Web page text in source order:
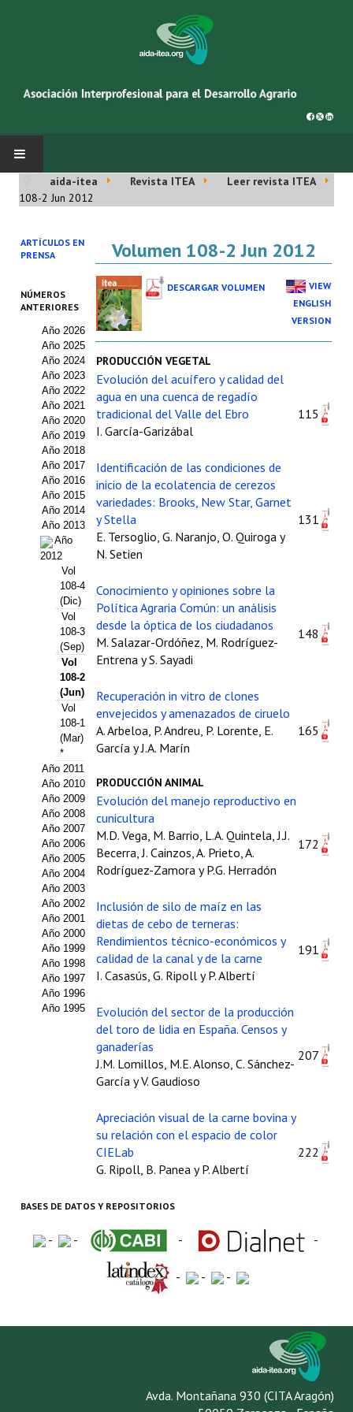
INICIO
Asociación AIDA
Cincuentenario AIDA
Organigrama
Estatutos
Hacerse socio
Noticias
Galería de Fotos
Web AIDA 2.0
REVISTA ITEA
Presentación ITEA
Equipo Editorial
Leer revista ITEA
Directrices para autores/as
Políticas Editoriales
Propuesta Volumen Especial
Sello Calidad FECYT
Premio Prensa Agraria
Buscador de Artículos
JORNADAS AIDA
Presentación Jornadas
Comunicaciones
Jornadas PAM 2026
Premio Jóvenes Investigadores
Buscador de Comunicaciones
Buscador de Comunicaciones
aida-itea Revista ITEA
Leer revista ITEA
108-2 Jun 2012
ARTÍCULOS EN
PRENSA
NÚMEROS
ANTERIORES
Año 2026
Año 2025
Año 2024
Año 2023
Año 2022
Año 2021
Año 2020
Año 2019
Año 2018
Año 2017
Año 2016
Año 2015
Año 2014
Año 2013
Año
2012
Vol
108-4
(Dic)
Vol
108-3
(Sep)
Vol
108-2
(Jun)
Vol
108-1
(Mar)
*
Año 2011
Año 2010
Año 2009
Año 2008
Año 2007
Año 2006
Año 2005
Año 2004
Año 2003
Año 2002
Año 2001
Año 2000
Año 1999
Año 1998
Año 1997
Año 1996
Año 1995
Volumen 108-2 Jun 2012
DESCARGAR VOLUMEN
VIEW
ENGLISH
VERSION
PRODUCCIÓN VEGETAL
Evolución del acuífero y calidad del
agua en una cuenca de regadío
tradicional del Valle del Ebro
I. García-Garizábal
115
Identificación de las condiciones de
inicio de la ecolatencia de cerezos
variedades: Brooks, New Star, Garnet
y Stella
E. Tersoglio, G. Naranjo, O. Quiroga y
N. Setien
131
Conocimiento y opiniones sobre la
Política Agraria Común: un análisis
desde la óptica de los ciudadanos
M. Salazar-Ordóñez, M. Rodríguez-
Entrena y S. Sayadi
148
Recuperación in vitro de clones
envejecidos y amenazados de ciruelo
A. Arbeloa, P. Andreu, P. Lorente, E.
García y J.A. Marín
165
PRODUCCIÓN ANIMAL
Evolución del manejo reproductivo en
cunicultura
M.D. Vega, M. Barrio, L.A. Quintela, J.J.
Becerra, J. Cainzos, A. Prieto, A.
Rodríguez-Zamora y P.G. Herradón
172
Inclusión de silo de maíz en las
dietas de cebo de terneras:
Rendimientos técnico-económicos y
calidad de la canal y de la carne
I. Casasús, G. Ripoll y P. Albertí
191
Evolución del sector de la producción
del toro de lidia en España. Censos y
ganaderías
J.M. Lomillos, M.E. Alonso, C. Sánchez-
García y V. Gaudioso
207
Apreciación visual de la carne bovina y
su relación con el espacio de color
CIELab
G. Ripoll, B. Panea y P. Albertí
222
BASES DE DATOS Y REPOSITORIOS
- - - -
- - -
Avda. Montañana 930 (CITA Aragón)